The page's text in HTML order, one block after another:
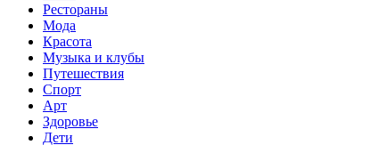
Рестораны
Мода
Красота
Музыка и клубы
Путешествия
Спорт
Арт
Здоровье
Дети